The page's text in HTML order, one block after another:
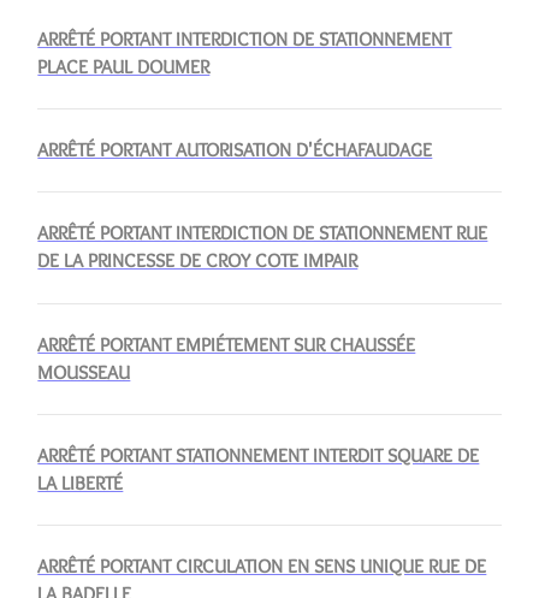
ARRÊTÉ PORTANT INTERDICTION DE STATIONNEMENT
PLACE PAUL DOUMER
ARRÊTÉ PORTANT AUTORISATION D'ÉCHAFAUDAGE
ARRÊTÉ PORTANT INTERDICTION DE STATIONNEMENT RUE
DE LA PRINCESSE DE CROY COTE IMPAIR
ARRÊTÉ PORTANT EMPIÉTEMENT SUR CHAUSSÉE
MOUSSEAU
ARRÊTÉ PORTANT STATIONNEMENT INTERDIT SQUARE DE
LA LIBERTÉ
ARRÊTÉ PORTANT CIRCULATION EN SENS UNIQUE RUE DE